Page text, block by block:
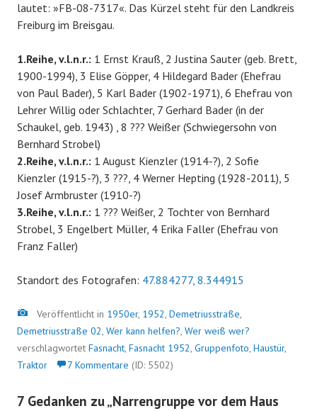
lautet: »FB-08-7317«. Das Kürzel steht für den Landkreis
Freiburg im Breisgau.
1.Reihe, v.l.n.r.: 1 Ernst Krauß, 2 Justina Sauter (geb. Brett,
1900-1994), 3 Elise Göpper, 4 Hildegard Bader (Ehefrau
von Paul Bader), 5 Karl Bader (1902-1971), 6 Ehefrau von
Lehrer Willig oder Schlachter, 7 Gerhard Bader (in der
Schaukel, geb. 1943) , 8 ??? Weißer (Schwiegersohn von
Bernhard Strobel)
2.Reihe, v.l.n.r.: 1 August Kienzler (1914-?), 2 Sofie
Kienzler (1915-?), 3 ???, 4 Werner Hepting (1928-2011), 5
Josef Armbruster (1910-?)
3.Reihe, v.l.n.r.: 1 ??? Weißer, 2 Tochter von Bernhard
Strobel, 3 Engelbert Müller, 4 Erika Faller (Ehefrau von
Franz Faller)
Standort des Fotografen: 47.884277, 8.344915
Bild
Veröffentlicht in 1950er, 1952, Demetriusstraße,
Demetriusstraße 02, Wer kann helfen?, Wer weiß wer?
verschlagwortet Fasnacht, Fasnacht 1952, Gruppenfoto, Haustür,
Traktor
7 Kommentare (ID: 5502)
7 Gedanken zu „Narrengruppe vor dem Haus